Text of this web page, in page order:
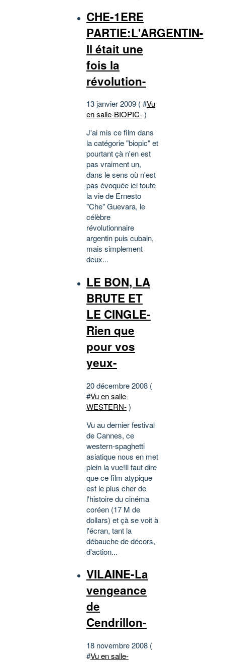
CHE-1ERE
PARTIE:L'ARGENTIN-
Il était une
fois la
révolution-
13 janvier 2009 ( #Vu
en salle-BIOPIC-)
J'ai mis ce film dans
la catégorie "biopic" et
pourtant çà n'en est
pas vraiment un,
dans le sens où n'est
pas évoquée ici toute
la vie de Ernesto
"Che" Guevara, le
célèbre
révolutionnaire
argentin puis cubain,
mais simplement
deux...
LE BON, LA
BRUTE ET
LE CINGLE-
Rien que
pour vos
yeux-
20 décembre 2008 (
#Vu en salle-
WESTERN-)
Vu au dernier festival
de Cannes, ce
western-spaghetti
asiatique nous en met
plein la vue!Il faut dire
que ce film atypique
est le plus cher de
l'histoire du cinéma
coréen (17 M de
dollars) et çà se voit à
l'écran, tant la
débauche de décors,
d'action...
VILAINE-La
vengeance
de
Cendrillon-
18 novembre 2008 (
#Vu en salle-